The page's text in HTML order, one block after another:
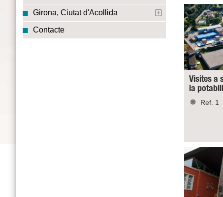
Girona, Ciutat d'Acollida
Contacte
Visites a
la
Ref. 1